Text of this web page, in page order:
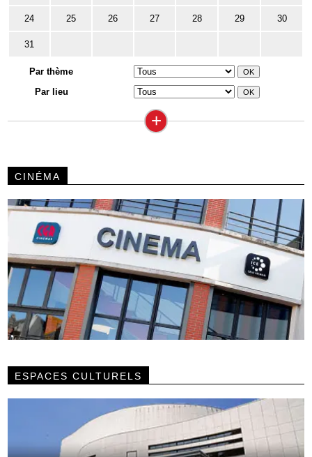
24 25 26 27 28 29 30
31
Par thème
Par lieu
+
CINÉMA
ESPACES CULTURELS